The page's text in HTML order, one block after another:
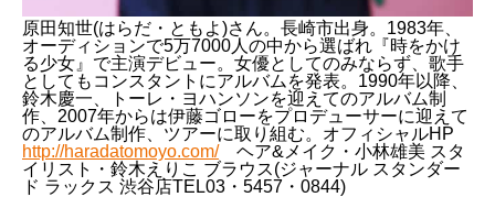
原田知世(はらだ・ともよ)さん。長崎市出身。1983年、
オーディションで5万7000人の中から選ばれ『時をかけ
る少女』で主演デビュー。女優としてのみならず、歌手
としてもコンスタントにアルバムを発表。1990年以降、
鈴木慶一、トーレ・ヨハンソンを迎えてのアルバム制
作、2007年からは伊藤ゴローをプロデューサーに迎えて
のアルバム制作、ツアーに取り組む。オフィシャルHP
http://haradatomoyo.com/ヘア&メイク・小林雄美 スタ
イリスト・鈴木えりこ ブラウス(ジャーナル スタンダー
ド ラックス 渋谷店TEL03・5457・0844)